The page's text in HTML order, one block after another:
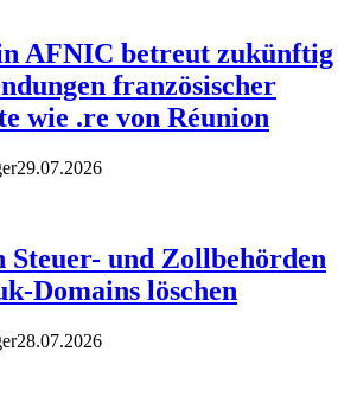
AFNIC betreut zukünftig
französischer
wie .re von Réunion
29.07.2026
Steuer- und Zollbehörden
Domains löschen
28.07.2026